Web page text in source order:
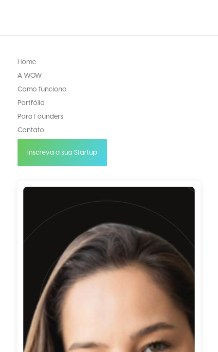
Home
A WOW
Como funciona
Portfólio
Para Founders
Contato
Inscreva a sua Startup